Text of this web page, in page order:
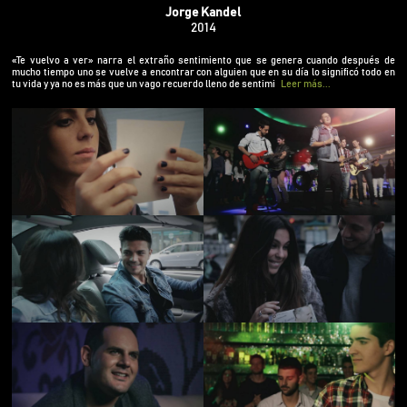
Jorge Kandel
2014
«Te vuelvo a ver» narra el extraño sentimiento que se genera cuando después de
mucho tiempo uno se vuelve a encontrar con alguien que en su día lo significó todo en
tu vida y ya no es más que un vago recuerdo lleno de sentimi
Leer más...
recuerdo lleno de sentimiento. En tu interior
siempre quedará la duda de por qué no funcionó.
Interpretado sublimemente por Anabel Pantoja ,
Antonio Manuel Sánchez, Adrián Álvarez e Isabel
Díaz. Música y letra: Manuel Muñoz. Producción
Masterización: Jairo Blanco